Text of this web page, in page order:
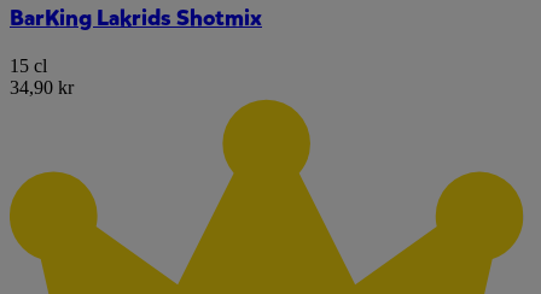
BarKing Lakrids Shotmix
15 cl
34,90 kr